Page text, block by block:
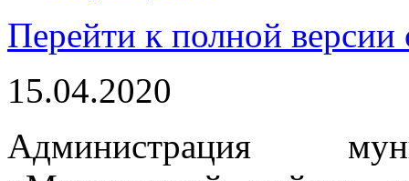
Перейти к полной версии
15.04.2020
Администрация